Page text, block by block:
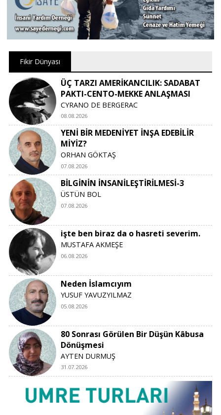
Fikir Dünyası
ÜÇ TARZI AMERİKANCILIK: SADABAT
PAKTI-CENTO-MEKKE ANLAŞMASI
CYRANO DE BERGERAC
08.08.2026
YENİ BİR MEDENİYET İNŞA EDEBİLİR
MİYİZ?
ORHAN GÖKTAŞ
07.08.2026
BİLGİNİN İNSANİLEŞTİRİLMESİ-3
ÜSTÜN BOL
07.08.2026
işte ben biraz da o hasreti severim.
MUSTAFA AKMEŞE
06.08.2026
Neden İslamcıyım
YUSUF YAVUZYILMAZ
05.08.2026
80 Sonrası Görülen Bir Düşün Kâbusa
Dönüşmesi
AYTEN DURMUŞ
31.07.2026